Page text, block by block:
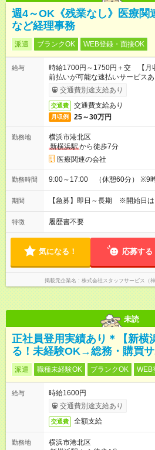
週4～OK《残業なし》医療関
など経理事務
派遣 ブランクOK WEB登録・面接OK
給与
時給1700円～1750円＋交 【
前払いが可能な速払いサービスあ
交通費別途支給あり
交通費 交通費支給あり
月収例 25～30万円
勤務地
横浜市港北区
新横浜駅から徒歩7分
医療関連の会社
勤務時間 9:00～17:00 （休憩60分） ※9時
期間 【急募】即日～長期 ※開始日は
特徴 履歴書不要
気になる！ 応募する
掲載元企業名 株式会社スタッフサービス（
未読
正社員登用実績あり＊【新横
る！未経験OK→総務・購買
派遣 職種未経験OK ブランクOK WEB
給与
時給1600円
交通費別途支給あり
交通費 全額支給
勤務地
横浜市港北区